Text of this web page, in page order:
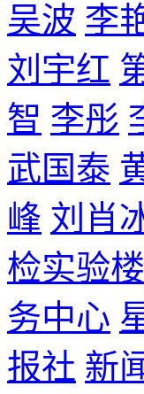
吴波 李
刘宇红
智 李彤
武国泰
峰 刘肖
检实验楼
务中心
报社 新